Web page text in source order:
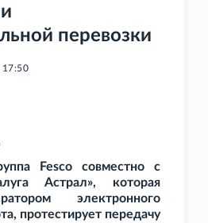
перевозки
17:50
Fesco совместно с
Астрал», которая
электронного
протестирует передачу